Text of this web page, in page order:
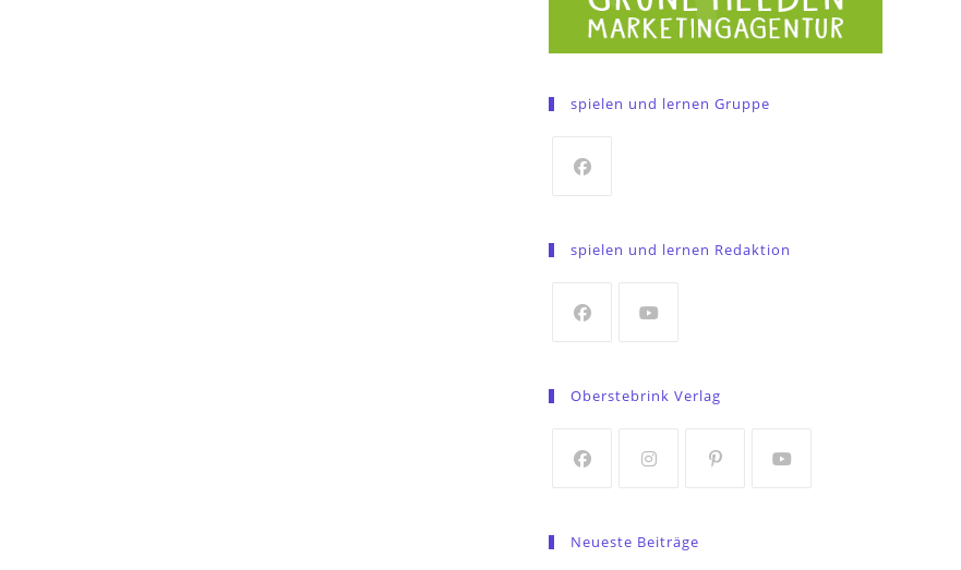
spielen und lernen Gruppe
a
tab
spielen und lernen Redaktion
a
tab
Oberstebrink Verlag
a
a
Neueste Beiträge